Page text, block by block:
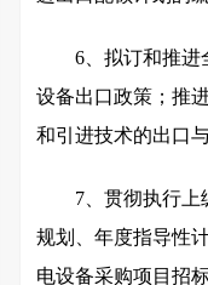
6、拟订和推进
设备出口政策；推
和引进技术的出口
7、贯彻执行
规划、年度指导性
电设备采购项目招